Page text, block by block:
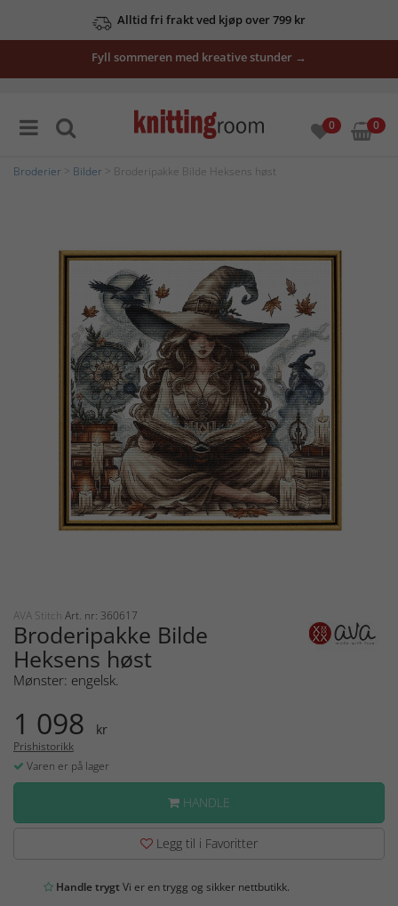
Alltid fri frakt ved kjøp over 799 kr
Fyll sommeren med kreative stunder →
0 0
Broderier Bilder > Broderipakke Bilde Heksens høst
AVA Stitch Art. nr: 360617
Broderipakke Bilde
Heksens høst
Mønster: engelsk.
1 098 kr
Prishistorikk
Varen er på lager
HANDLE
Legg til i Favoritter
Handle trygtVi er en trygg og sikker nettbutikk.